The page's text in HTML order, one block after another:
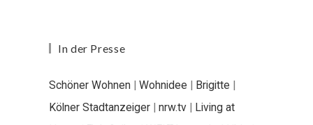
In der Presse
Schöner Wohnen | Wohnidee | Brigitte |
Kölner Stadtanzeiger | nrw.tv | Living at